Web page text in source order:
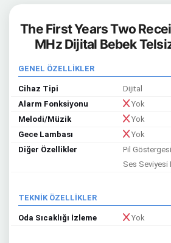
The First Years Two
MHz Dijital Bebek
GENEL ÖZELLİKLER
Cihaz Tipi
Dijital
Alarm Fonksiyonu
Yok
Melodi/Müzik
Yok
Gece Lambası
Yok
Diğer Özellikler
Pil Göstergesi
Ses Seviyesi
TEKNİK ÖZELLİKLER
Oda Sıcaklığı İzleme Yok